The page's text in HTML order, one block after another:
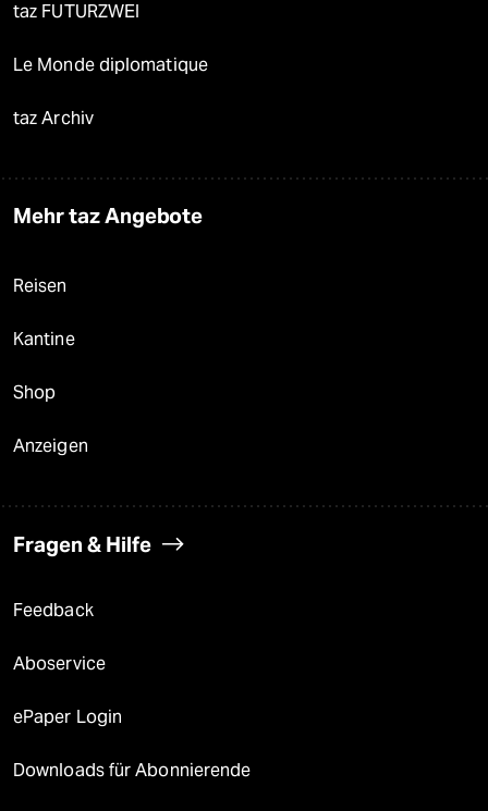
taz FUTURZWEI
Le Monde diplomatique
taz Archiv
Mehr taz Angebote
Reisen
Kantine
Shop
Anzeigen
Fragen & Hilfe
Feedback
Aboservice
ePaper Login
Downloads für Abonnierende